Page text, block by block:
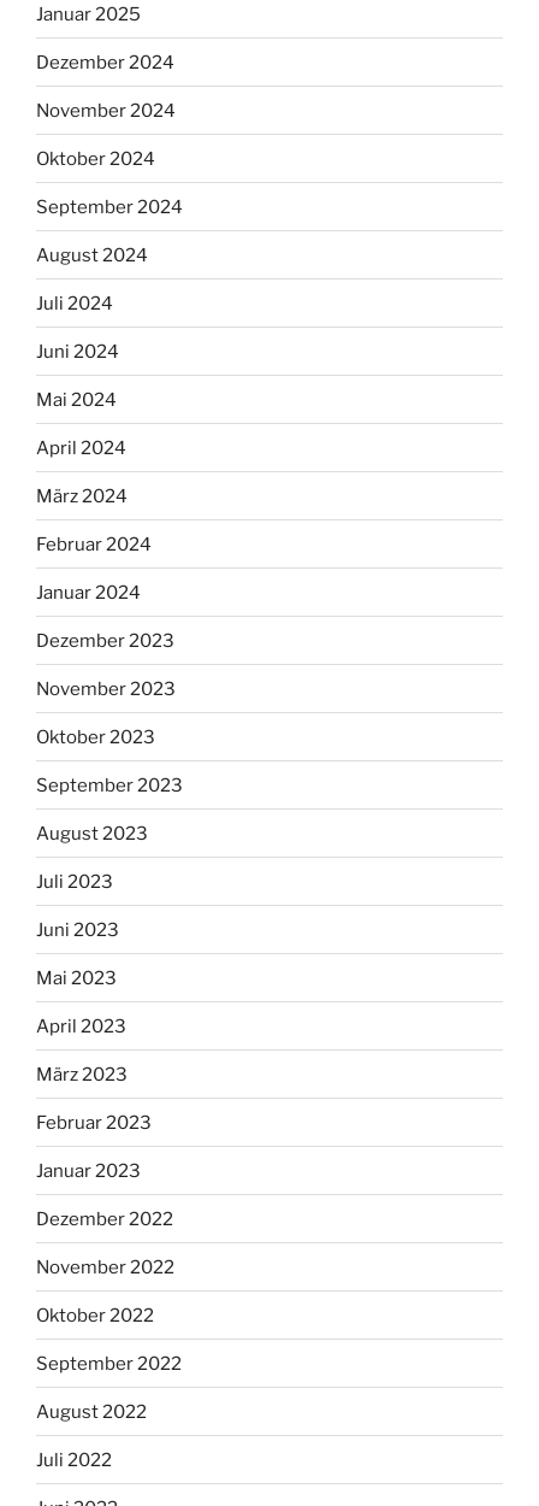
Januar 2025
Dezember 2024
November 2024
Oktober 2024
September 2024
August 2024
Juli 2024
Juni 2024
Mai 2024
April 2024
März 2024
Februar 2024
Januar 2024
Dezember 2023
November 2023
Oktober 2023
September 2023
August 2023
Juli 2023
Juni 2023
Mai 2023
April 2023
März 2023
Februar 2023
Januar 2023
Dezember 2022
November 2022
Oktober 2022
September 2022
August 2022
Juli 2022